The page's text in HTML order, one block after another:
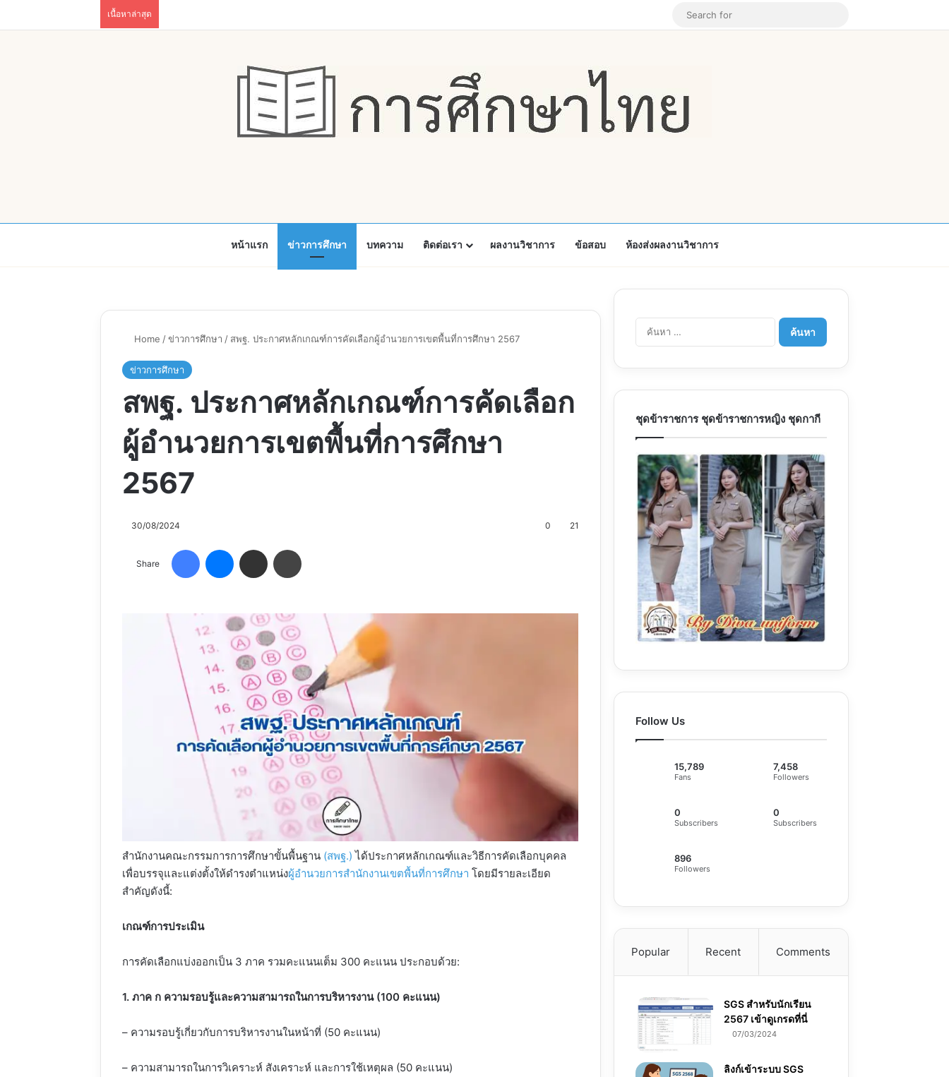
เนื้อหาล่าสุด Instagram
Random Article
หน้าแรก ข่าวการศึกษา บทความ ติดต่อเรา ผลงานวิชาการ ข้อสอบ ห้องส่งผลงานวิชาการ
Home /ข่าวการศึกษา / สพฐ. ประกาศหลักเกณฑ์การคัดเลือกผู้อำนวยการเขตพื้นที่การศึกษา 2567
ข่าวการศึกษา
สพฐ. ประกาศหลักเกณฑ์การคัดเลือก
ผู้อำนวยการเขตพื้นที่การศึกษา
2567
30/08/2024 0 21
Share
FacebookMessenger
Share via Email
สำนักงานคณะกรรมการการศึกษาขั้นพื้นฐาน (สพฐ.) ได้ประกาศหลักเกณฑ์และวิธีการคัดเลือกบุคคล
เพื่อบรรจุและแต่งตั้งให้ดำรงตำแหน่งผู้อำนวยการสำนักงานเขตพื้นที่การศึกษา โดยมีรายละเอียด
สำคัญดังนี้:
เกณฑ์การประเมิน
การคัดเลือกแบ่งออกเป็น 3 ภาค รวมคะแนนเต็ม 300 คะแนน ประกอบด้วย:
1. ภาค ก ความรอบรู้และความสามารถในการบริหารงาน (100 คะแนน)
– ความรอบรู้เกี่ยวกับการบริหารงานในหน้าที่ (50 คะแนน)
– ความสามารถในการวิเคราะห์ สังเคราะห์ และการใช้เหตุผล (50 คะแนน)
ค้นหา
สำหรับ:
ชุดข้าราชการ ชุดข้าราชการหญิง ชุดกากี
Follow Us
15,789
Fans
7,458
Followers
0
Subscribers
0
Subscribers
896
Followers
Popular Recent Comments
SGS สําหรับนักเรียน
2567 เข้าดูเกรดที่นี่
07/03/2024
ลิงก์เข้าระบบ SGS